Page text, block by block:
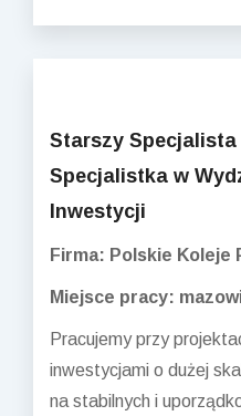
Starszy
Specjalistka w
Inwestycji
Firma: Polskie Koleje
Miejsce pracy:
Pracujemy przy
inwestycjami o dużej
na stabilnych i